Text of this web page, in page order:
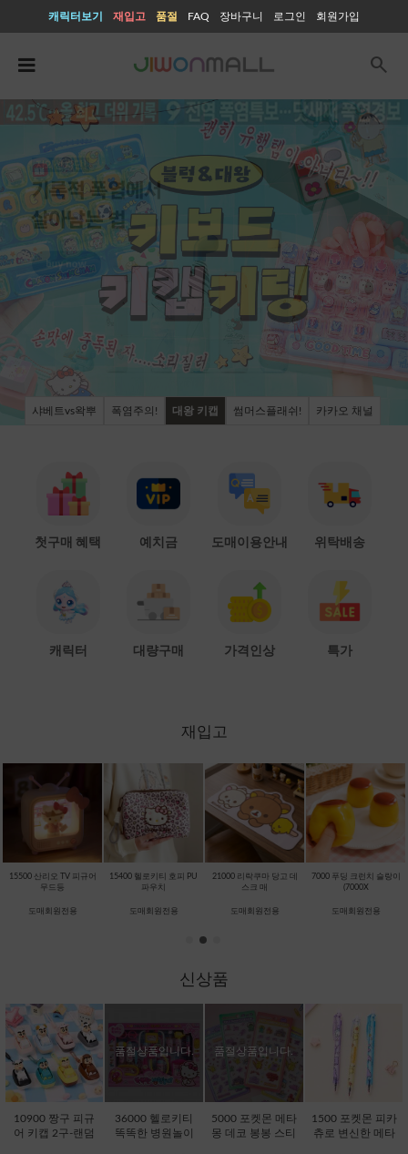
캐릭터보기 재입고 품절 FAQ 장바구니 로그인 회원가입
search
샤베트vs왁뿌 폭염주의! 대왕 키캡 썸머스플래쉬! 카카오 채널
첫구매 혜택 예치금 도매이용안내 위탁배송
캐릭터 대량구매 가격인상 특가
재입고
15500 산리오 TV 피규어
무드등
도매회원전용
15400 헬로키티 호피 PU
파우치
도매회원전용
21000 리락쿠마 당고 데
스크 매
도매회원전용
7000 푸딩 크런치 슬랑이
(7000X
도매회원전용
신상품
10900 짱구 피규
어 키캡 2구-랜덤
품절상품입니다.
36000 헬로키티
똑똑한 병원놀이
품절상품입니다.
5000 포켓몬 메타
몽 데코 봉봉 스티
1500 포켓몬 피카
츄로 변신한 메타